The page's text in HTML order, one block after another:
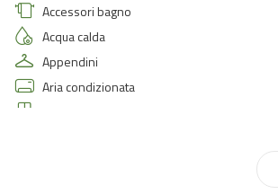
Accessori bagno
Acqua calda
Appendini
Aria condizionata